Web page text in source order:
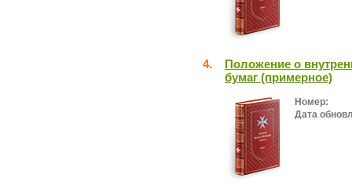
4.
Положение о
бумаг (примерное)
Номер:
Дата